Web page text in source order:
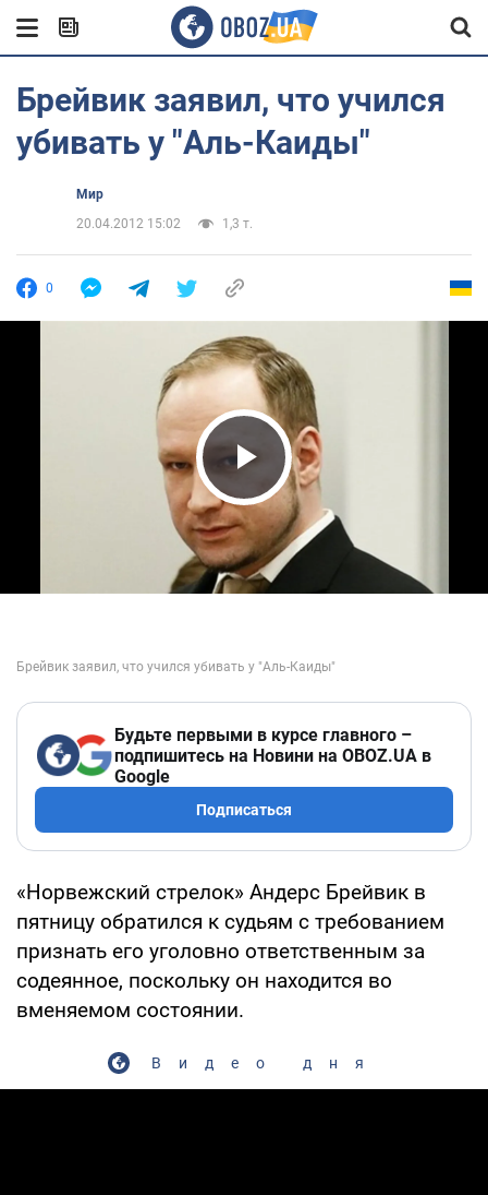
Брейвик заявил, что учился
убивать у "Аль-Каиды"
Мир
20.04.2012 15:02
1,3 т.
0
Play Video
Будьте первыми в курсе главного –
подпишитесь на Новини на OBOZ.UA в
Google
Подписаться
«Норвежский стрелок» Андерс Брейвик в
пятницу обратился к судьям с требованием
признать его уголовно ответственным за
содеянное, поскольку он находится во
вменяемом состоянии.
Видео дня